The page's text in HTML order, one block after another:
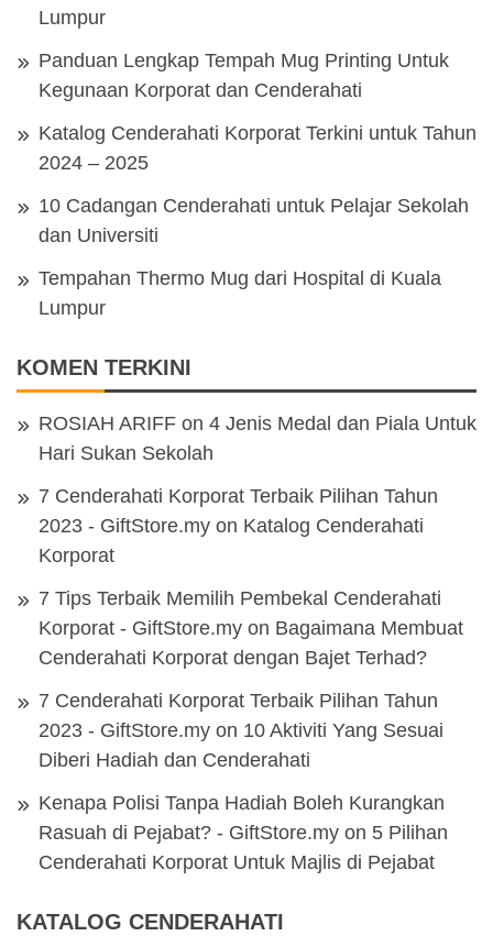
Lumpur
Panduan Lengkap Tempah Mug Printing Untuk
Kegunaan Korporat dan Cenderahati
Katalog Cenderahati Korporat Terkini untuk Tahun
2024 – 2025
10 Cadangan Cenderahati untuk Pelajar Sekolah
dan Universiti
Tempahan Thermo Mug dari Hospital di Kuala
Lumpur
KOMEN TERKINI
ROSIAH ARIFF on 4 Jenis Medal dan Piala Untuk
Hari Sukan Sekolah
7 Cenderahati Korporat Terbaik Pilihan Tahun
2023 - GiftStore.my on Katalog Cenderahati
Korporat
7 Tips Terbaik Memilih Pembekal Cenderahati
Korporat - GiftStore.my on Bagaimana Membuat
Cenderahati Korporat dengan Bajet Terhad?
7 Cenderahati Korporat Terbaik Pilihan Tahun
2023 - GiftStore.my on 10 Aktiviti Yang Sesuai
Diberi Hadiah dan Cenderahati
Kenapa Polisi Tanpa Hadiah Boleh Kurangkan
Rasuah di Pejabat? - GiftStore.my on 5 Pilihan
Cenderahati Korporat Untuk Majlis di Pejabat
KATALOG CENDERAHATI